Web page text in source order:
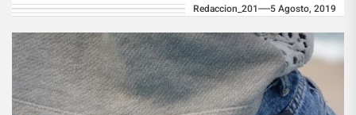
Redaccion_201 5 Agosto, 2019